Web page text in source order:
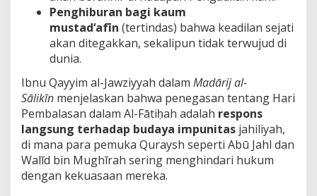
Penghiburan bagi kaum
mustad‘afīn (tertindas) bahwa keadilan sejati
akan ditegakkan, sekalipun tidak terwujud di
dunia.
Ibnu Qayyim al-Jawziyyah dalam Madārij al-
Sālikīn menjelaskan bahwa penegasan tentang Hari
Pembalasan dalam Al-Fātiḥah adalah respons
langsung terhadap budaya impunitas jahiliyah,
di mana para pemuka Quraysh seperti Abū Jahl dan
Walīd bin Mughīrah sering menghindari hukum
dengan kekuasaan mereka.